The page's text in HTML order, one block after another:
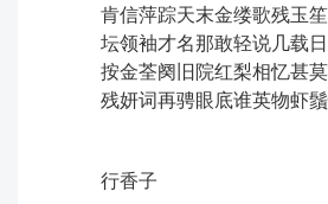
肯信萍踪天末金缕歌残玉
坛领袖才名那敢轻说ㅤ几载
按金荃阕旧院红梨相忆甚
残妍词再骋眼底谁英物虾
行香子